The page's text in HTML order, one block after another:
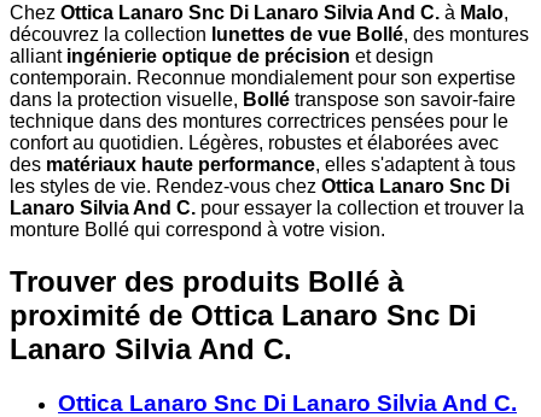
Chez Ottica Lanaro Snc Di Lanaro Silvia And C. à Malo,
découvrez la collection lunettes de vue Bollé, des montures
alliant ingénierie optique de précision et design
contemporain. Reconnue mondialement pour son expertise
dans la protection visuelle, Bollé transpose son savoir-faire
technique dans des montures correctrices pensées pour le
confort au quotidien. Légères, robustes et élaborées avec
des matériaux haute performance, elles s'adaptent à tous
les styles de vie. Rendez-vous chez Ottica Lanaro Snc Di
Lanaro Silvia And C. pour essayer la collection et trouver la
monture Bollé qui correspond à votre vision.
Trouver des produits Bollé à
proximité de Ottica Lanaro Snc Di
Lanaro Silvia And C.
Ottica Lanaro Snc Di Lanaro Silvia And C.